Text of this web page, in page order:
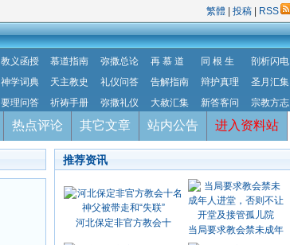
繁體 投稿 RSS
教义函授 慕道指南 弥撒总论 再 慕 道 同 根 生
剖析闪电
神学词典 天主教史 礼仪问答 告解指南 辩护真理
圣月汇集
要理问答 祈祷手册 弥撒礼仪 大赦汇集 新答客问 宗教方志
热点评论 其它文章 站内公告 进入资料站
推荐资讯
河北保定非官方教会十
当局要求教会禁未成年